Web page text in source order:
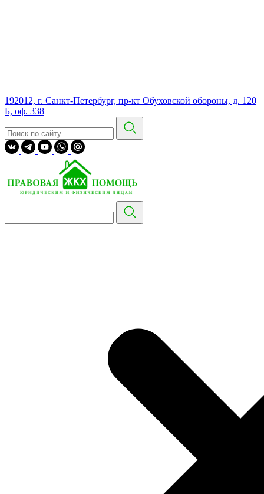
192012, г. Санкт-Петербург, пр-кт Обуховской обороны, д. 120
Б, оф. 338